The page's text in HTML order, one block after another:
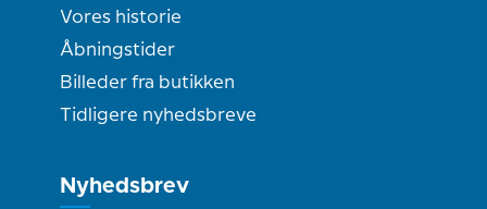
Vores historie
Åbningstider
Billeder fra butikken
Tidligere nyhedsbreve
Nyhedsbrev